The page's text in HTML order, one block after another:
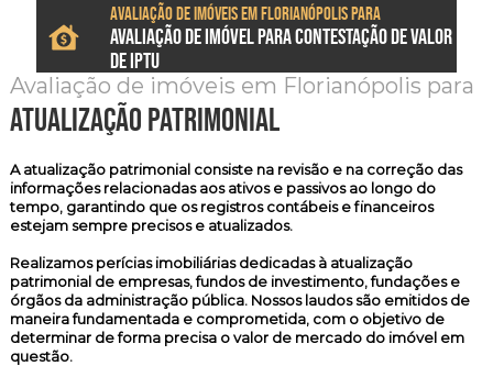
Avaliação de imóveis em Florianópolis para
AVALIAÇÃO DE IMÓVEL PARA CONTESTAÇÃO DE VALOR
DE IPTU
Avaliação de imóveis em Florianópolis para
atualização patrimonial
A atualização patrimonial consiste na revisão e na correção das
informações relacionadas aos ativos e passivos ao longo do
tempo, garantindo que os registros contábeis e financeiros
estejam sempre precisos e atualizados.
Realizamosperícias imobiliárias dedicadas à atualização
patrimonial de empresas, fundos de investimento, fundações e
órgãos da administração pública. Nossos laudos são emitidos de
maneira fundamentada e comprometida, com o objetivo de
determinar de forma precisa o valor de mercado do imóvel em
questão.